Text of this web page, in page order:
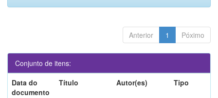
Anterior 1 Póximo
Conjunto de itens:
Data do
documento
Título Autor(es) Tipo